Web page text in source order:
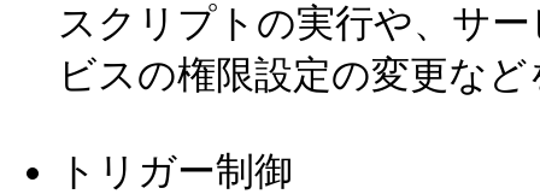
スクリプトの実行や、サ
ビスの権限設定の変更な
トリガー制御